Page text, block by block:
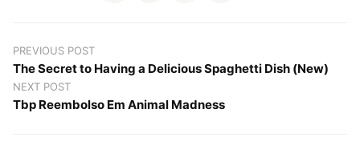
PREVIOUS POST
The Secret to Having a Delicious Spaghetti Dish (New)
NEXT POST
Tbp Reembolso Em Animal Madness